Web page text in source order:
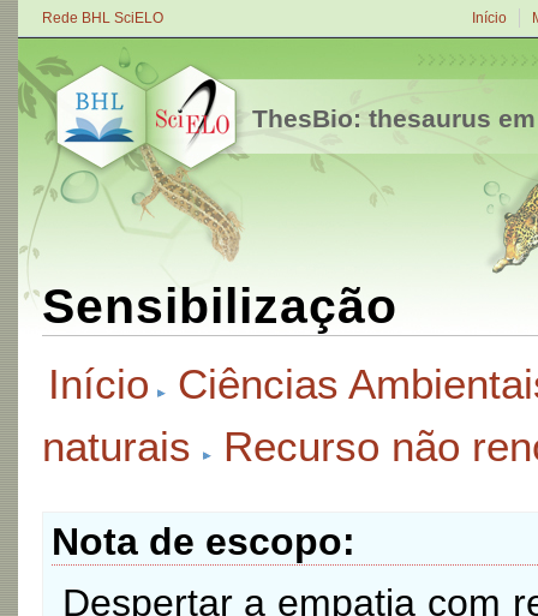
Rede BHL SciELO Início
ThesBio: thesaurus
Sensibilização
Início
Ciências
naturais
Recurso não
Nota de escopo
Despertar a empatia com